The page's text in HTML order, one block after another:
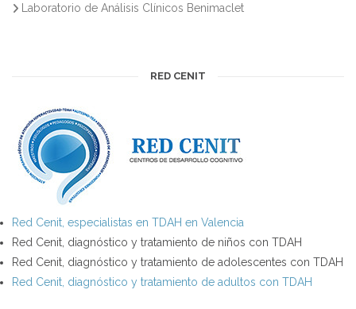
Laboratorio de Análisis Clínicos Benimaclet
RED CENIT
Red Cenit, especialistas en TDAH en Valencia
Red Cenit, diagnóstico y tratamiento de niños con TDAH
Red Cenit, diagnóstico y tratamiento de adolescentes con TDAH
Red Cenit, diagnóstico y tratamiento de adultos con TDAH